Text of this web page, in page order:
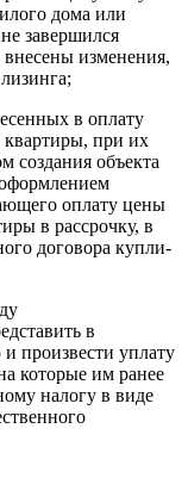
дома или
завершился
изменения,
в оплату
при их
создания объекта
оплату цены
в рассрочку, в
договора купли-
в
произвести уплату
которые им ранее
налогу в виде